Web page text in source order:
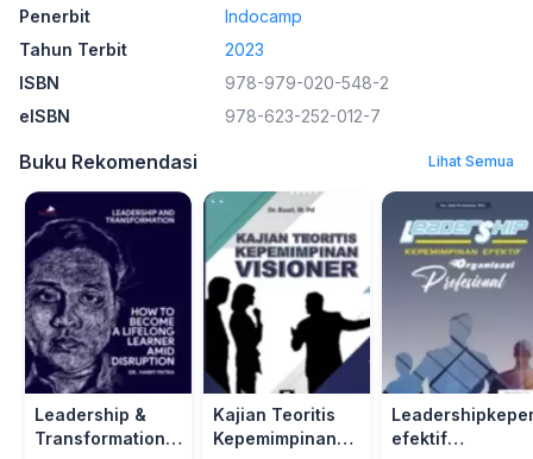
Penerbit
Indocamp
Tahun Terbit
2023
ISBN
978-979-020-548-2
eISBN
978-623-252-012-7
Buku Rekomendasi Lihat Semua
Leadership &
Transformation
Kajian Teoritis
Kepemimpinan
efektif